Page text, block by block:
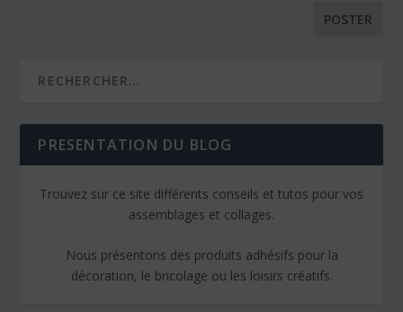
PRESENTATION DU BLOG
Trouvez sur ce site différents conseils et tutos pour vos
assemblages et collages.
Nous présentons des produits adhésifs pour la
décoration, le bricolage ou les loisirs créatifs.